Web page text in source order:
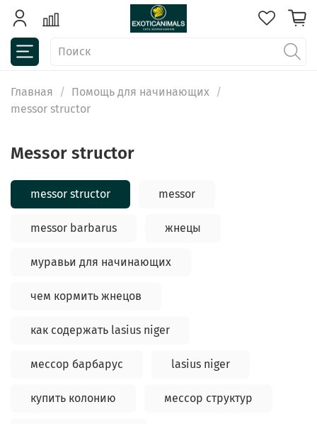
Главная
Помощь для начинающих
messor structor
messor structor
messor structor messor
messor barbarus жнецы
муравьи для начинающих
чем кормить жнецов
как содержать lasius niger
мессор барбарус lasius niger
купить колонию мессор структур